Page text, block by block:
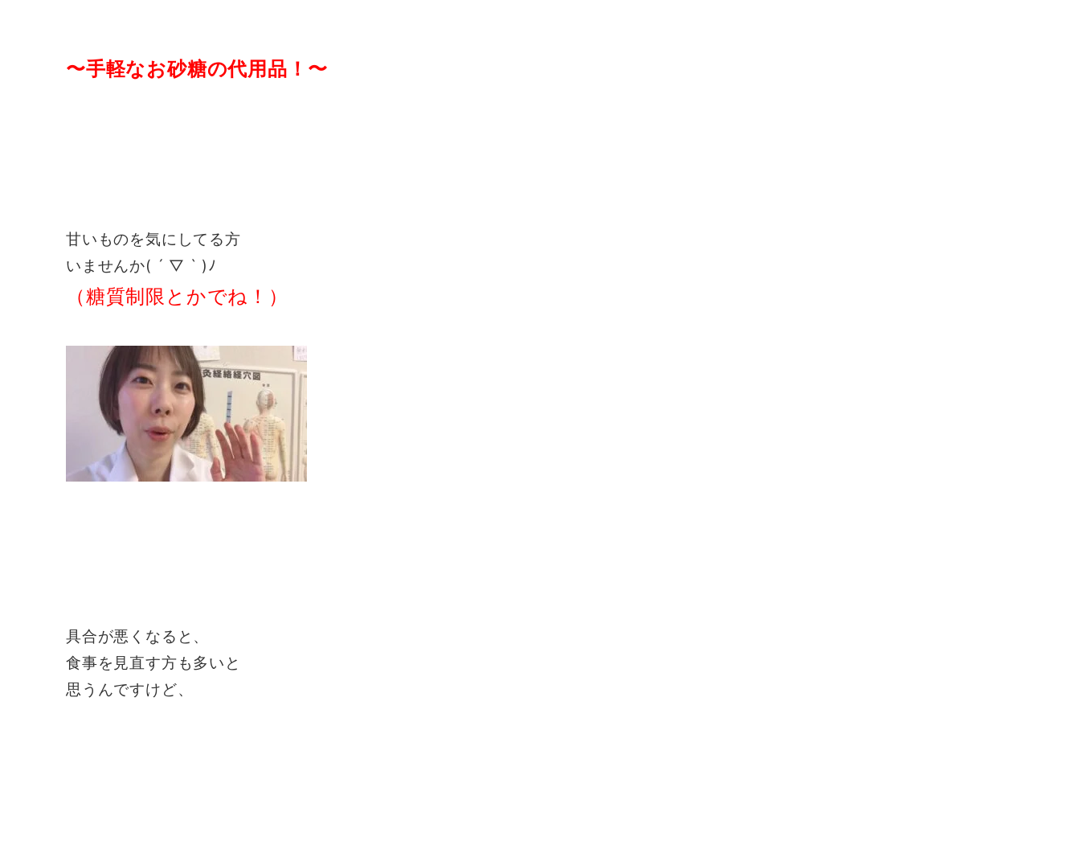
〜手軽なお砂糖の代用品！〜
甘いものを気にしてる方
いませんか( ´ ▽ ` )ﾉ
（糖質制限とかでね！）
具合が悪くなると、
食事を見直す方も多いと
思うんですけど、